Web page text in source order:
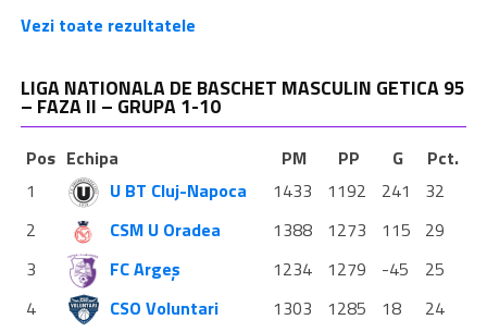
Vezi toate rezultatele
LIGA NATIONALA DE BASCHET MASCULIN GETICA 95
– FAZA II – GRUPA 1-10
Pos Echipa PM PP G
Pct.
1
U BT Cluj-Napoca 1433 1192 241
32
2
CSM U Oradea 1388 1273 115
29
3
FC Argeș 1234 1279 -45
25
4
CSO Voluntari 1303 1285 18
24